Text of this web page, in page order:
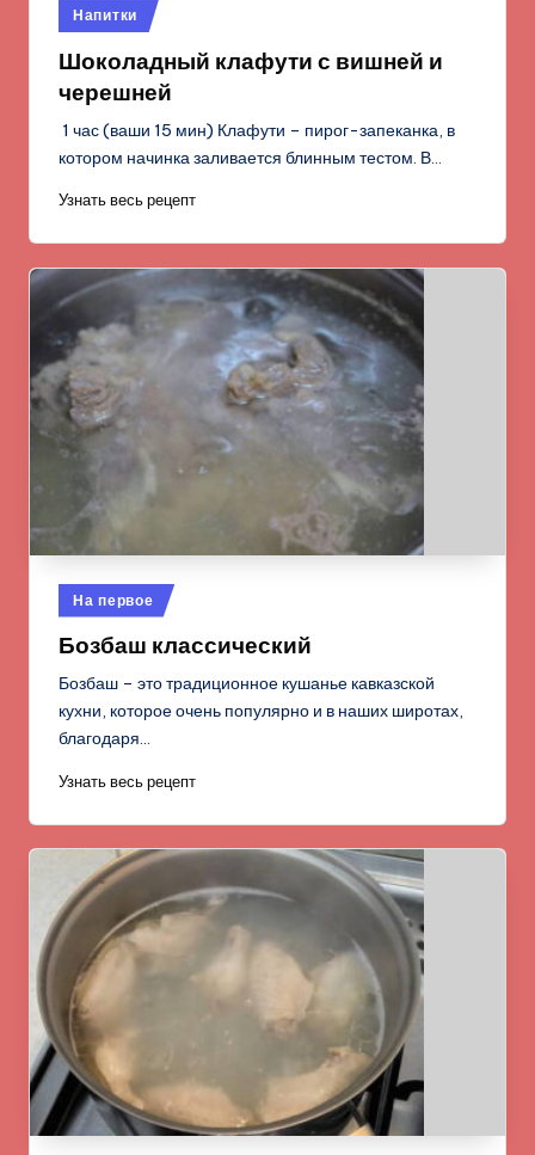
Опубликовано
в
Напитки
Шоколадный клафути с вишней и
черешней
1 час (ваши 15 мин) Клафути – пирог-запеканка, в
котором начинка заливается блинным тестом. В…
Узнать весь рецепт
Опубликовано
в
На первое
Бозбаш классический
Бозбаш – это традиционное кушанье кавказской
кухни, которое очень популярно и в наших широтах,
благодаря…
Узнать весь рецепт